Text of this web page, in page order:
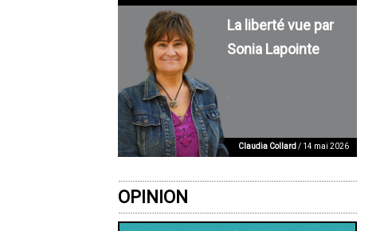
La liberté vue par
Sonia Lapointe
Claudia Collard/ 14 mai 2026
OPINION